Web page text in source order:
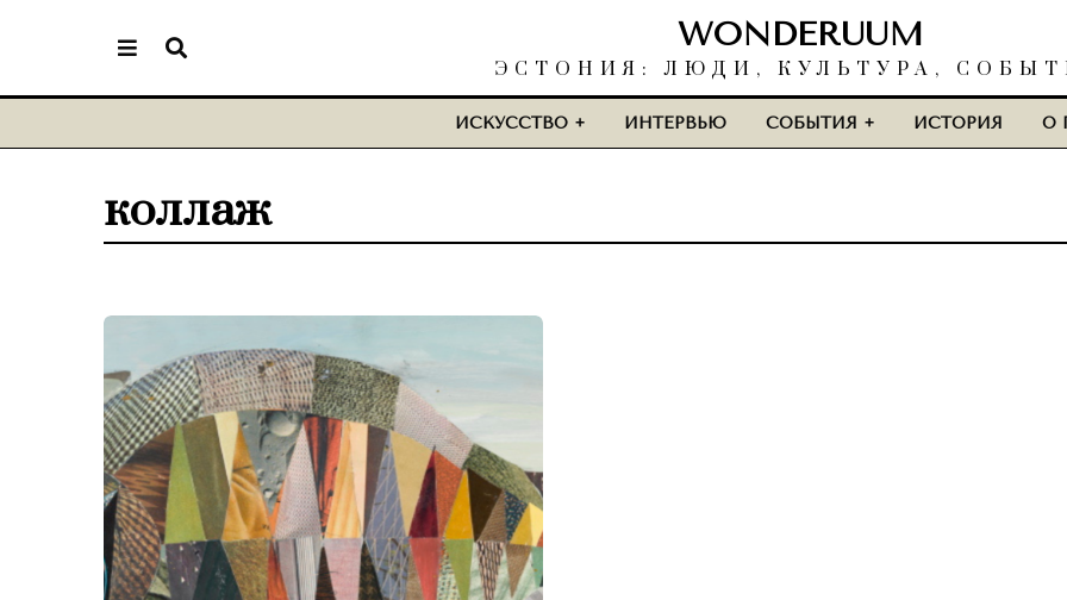
WONDERUUM
ЭСТОНИЯ: ЛЮДИ, КУЛЬТУРА,
ИСКУССТВО ИНТЕРВЬЮ СОБЫТИЯ ИСТОРИЯ О
коллаж